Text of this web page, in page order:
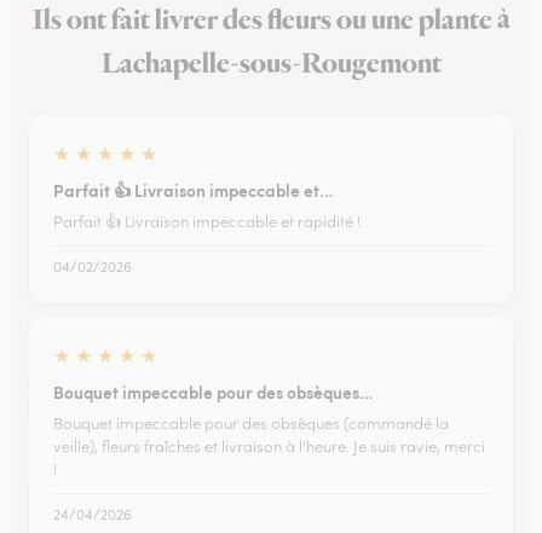
Ils ont fait livrer des fleurs ou une plante à
Lachapelle-sous-Rougemont
★ ★ ★ ★ ★
Parfait 👍 Livraison impeccable et…
Parfait 👍 Livraison impeccable et rapidité !
04/02/2026
★ ★ ★ ★ ★
Bouquet impeccable pour des obsèques…
Bouquet impeccable pour des obsèques (commandé la
veille), fleurs fraîches et livraison à l'heure. Je suis ravie, merci
!
24/04/2026